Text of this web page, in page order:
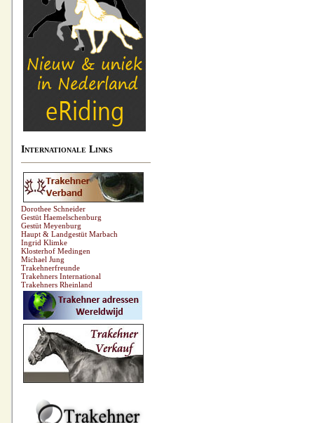
Internationale Links
Dorothee Schneider
Gestüt Haemelschenburg
Gestüt Meyenburg
Haupt & Landgestüt Marbach
Ingrid Klimke
Klosterhof Medingen
Michael Jung
Trakehnerfreunde
Trakehners International
Trakehners Rheinland